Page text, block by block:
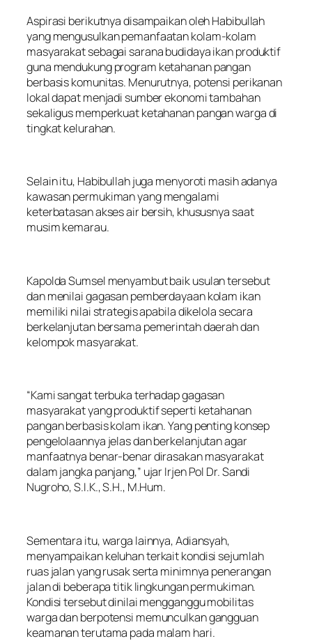
Aspirasi berikutnya disampaikan oleh Habibullah
yang mengusulkan pemanfaatan kolam-kolam
masyarakat sebagai sarana budidaya ikan produktif
guna mendukung program ketahanan pangan
berbasis komunitas. Menurutnya, potensi perikanan
lokal dapat menjadi sumber ekonomi tambahan
sekaligus memperkuat ketahanan pangan warga di
tingkat kelurahan.
Selain itu, Habibullah juga menyoroti masih adanya
kawasan permukiman yang mengalami
keterbatasan akses air bersih, khususnya saat
musim kemarau.
Kapolda Sumsel menyambut baik usulan tersebut
dan menilai gagasan pemberdayaan kolam ikan
memiliki nilai strategis apabila dikelola secara
berkelanjutan bersama pemerintah daerah dan
kelompok masyarakat.
“Kami sangat terbuka terhadap gagasan
masyarakat yang produktif seperti ketahanan
pangan berbasis kolam ikan. Yang penting konsep
pengelolaannya jelas dan berkelanjutan agar
manfaatnya benar-benar dirasakan masyarakat
dalam jangka panjang,” ujar Irjen Pol Dr. Sandi
Nugroho, S.I.K., S.H., M.Hum.
Sementara itu, warga lainnya, Adiansyah,
menyampaikan keluhan terkait kondisi sejumlah
ruas jalan yang rusak serta minimnya penerangan
jalan di beberapa titik lingkungan permukiman.
Kondisi tersebut dinilai mengganggu mobilitas
warga dan berpotensi memunculkan gangguan
keamanan terutama pada malam hari.